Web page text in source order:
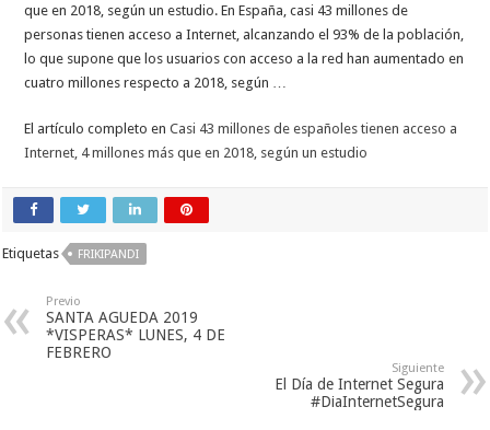
que en 2018, según un estudio. En España, casi 43 millones de
personas tienen acceso a Internet, alcanzando el 93% de la población,
lo que supone que los usuarios con acceso a la red han aumentado en
cuatro millones respecto a 2018, según …
El artículo completo enCasi 43 millones de españoles tienen acceso a
Internet, 4 millones más que en 2018, según un estudio
Etiquetas FRIKIPANDI
Previo
SANTA AGUEDA 2019
*VISPERAS* LUNES, 4 DE
FEBRERO
Siguiente
El Día de Internet Segura
#DiaInternetSegura